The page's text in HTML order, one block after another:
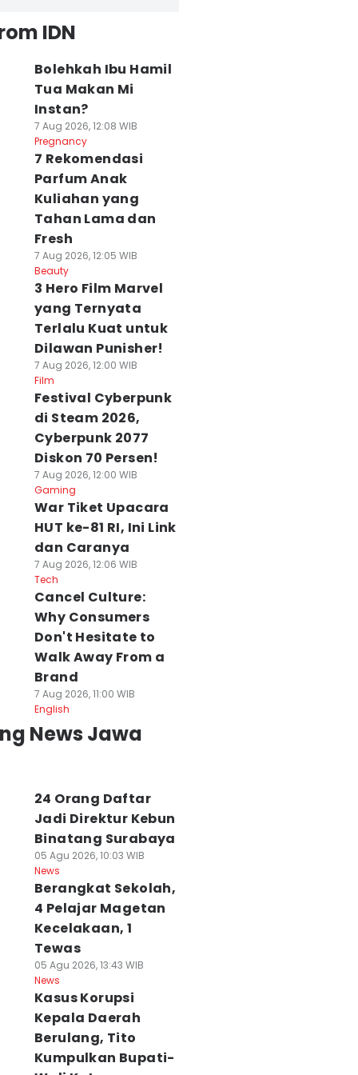
IDN
Bolehkah Ibu Hamil
Tua Makan Mi
Instan?
7 Aug 2026, 12:08 WIB
Pregnancy
7 Rekomendasi
Parfum Anak
Kuliahan yang
Tahan Lama dan
Fresh
7 Aug 2026, 12:05 WIB
Beauty
3 Hero Film Marvel
yang Ternyata
Terlalu Kuat untuk
Dilawan Punisher!
7 Aug 2026, 12:00 WIB
Film
Festival Cyberpunk
di Steam 2026,
Cyberpunk 2077
Diskon 70 Persen!
7 Aug 2026, 12:00 WIB
Gaming
War Tiket Upacara
HUT ke-81 RI, Ini Link
dan Caranya
7 Aug 2026, 12:06 WIB
Tech
Cancel Culture:
Why Consumers
Don't Hesitate to
Walk Away From a
Brand
7 Aug 2026, 11:00 WIB
English
News Jawa
24 Orang Daftar
Jadi Direktur Kebun
Binatang Surabaya
05 Agu 2026, 10:03 WIB
News
Berangkat Sekolah,
4 Pelajar Magetan
Kecelakaan, 1
Tewas
05 Agu 2026, 13:43 WIB
News
Kasus Korupsi
Kepala Daerah
Berulang, Tito
Kumpulkan Bupati-